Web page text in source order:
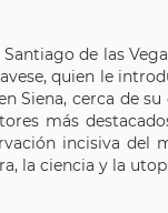
de las
quien le
Siena, cerca de
más
incisiva
la ciencia y la